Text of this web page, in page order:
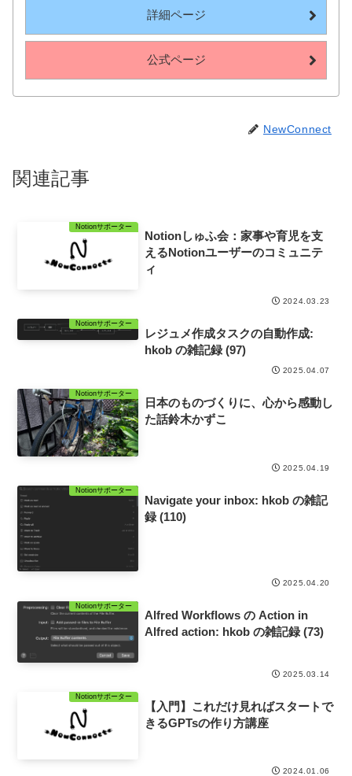
詳細ページ
公式ページ
NewConnect
関連記事
Notionサポーター
Notionしゅふ会：家事や育児を支
えるNotionユーザーのコミュニテ
ィ
2024.03.23
Notionサポーター
レジュメ作成タスクの自動作成:
hkob の雑記録 (97)
2025.04.07
Notionサポーター
日本のものづくりに、心から感動し
た話鈴木かずこ
2025.04.19
Notionサポーター
Navigate your inbox: hkob の雑記
録 (110)
2025.04.20
Notionサポーター
Alfred Workflows の Action in
Alfred action: hkob の雑記録 (73)
2025.03.14
Notionサポーター
【入門】これだけ見ればスタートで
きるGPTsの作り方講座
2024.01.06